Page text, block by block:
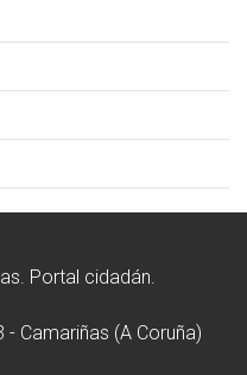
Camariñas (A Coruña)